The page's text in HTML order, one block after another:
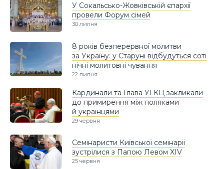
У Сокальсько-Жовківській єпархії
провели Форум сімей
30 липня
8 років безперервної молитви
за Україну: у Старуні відбудуться соті
нічні молитовні чування
22 липня
Кардинали та Глава УГКЦ закликали
до примирення між поляками
й українцями
29 червня
Семінаристи Київської семінарії
зустрілися з Папою Левом XIV
25 червня